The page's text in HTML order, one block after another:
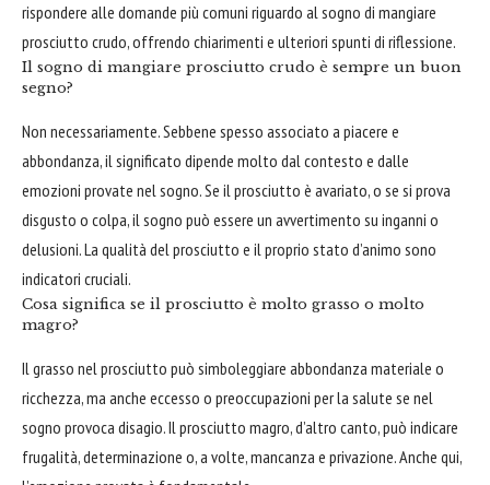
rispondere alle domande più comuni riguardo al sogno di mangiare
prosciutto crudo, offrendo chiarimenti e ulteriori spunti di riflessione.
Il sogno di mangiare prosciutto crudo è sempre un buon
segno?
Non necessariamente. Sebbene spesso associato a piacere e
abbondanza, il significato dipende molto dal contesto e dalle
emozioni provate nel sogno. Se il prosciutto è avariato, o se si prova
disgusto o colpa, il sogno può essere un avvertimento su inganni o
delusioni. La qualità del prosciutto e il proprio stato d’animo sono
indicatori cruciali.
Cosa significa se il prosciutto è molto grasso o molto
magro?
Il grasso nel prosciutto può simboleggiare abbondanza materiale o
ricchezza, ma anche eccesso o preoccupazioni per la salute se nel
sogno provoca disagio. Il prosciutto magro, d’altro canto, può indicare
frugalità, determinazione o, a volte, mancanza e privazione. Anche qui,